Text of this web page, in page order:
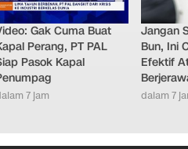
Gak Cuma Buat
Perang, PT PAL
Pasok Kapal
7 jam
Jangan
Bun, Ini
Efektif
dalam 7